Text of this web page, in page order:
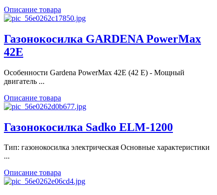
Описание товара
Газонокосилка GARDENA PowerMax
42E
Особенности Gardena PowerMax 42E (42 E) - Мощный
двигатель ...
Описание товара
Газонокосилка Sadko ELM-1200
Тип: газонокосилка электрическая Основные характеристики
...
Описание товара